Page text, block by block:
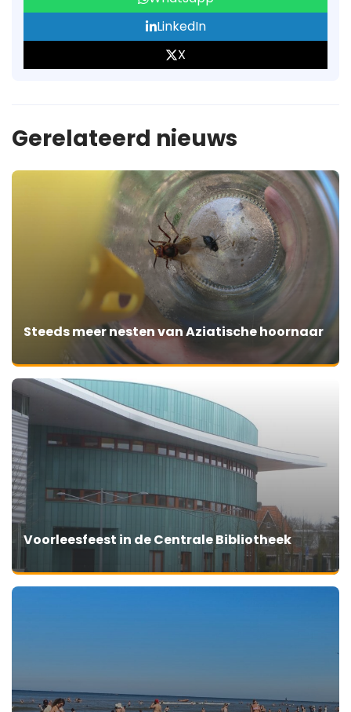
LinkedIn
X
Gerelateerd nieuws
Steeds meer nesten van Aziatische hoornaar
Voorleesfeest in de Centrale Bibliotheek